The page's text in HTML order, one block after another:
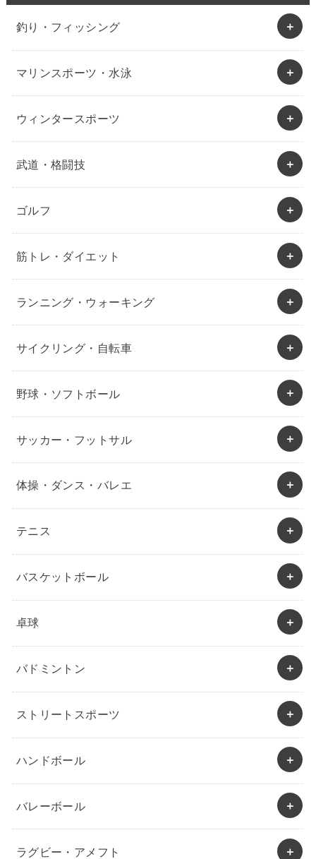
釣り・フィッシング
マリンスポーツ・水泳
ウィンタースポーツ
武道・格闘技
ゴルフ
筋トレ・ダイエット
ランニング・ウォーキング
サイクリング・自転車
野球・ソフトボール
サッカー・フットサル
体操・ダンス・バレエ
テニス
バスケットボール
卓球
バドミントン
ストリートスポーツ
ハンドボール
バレーボール
ラグビー・アメフト